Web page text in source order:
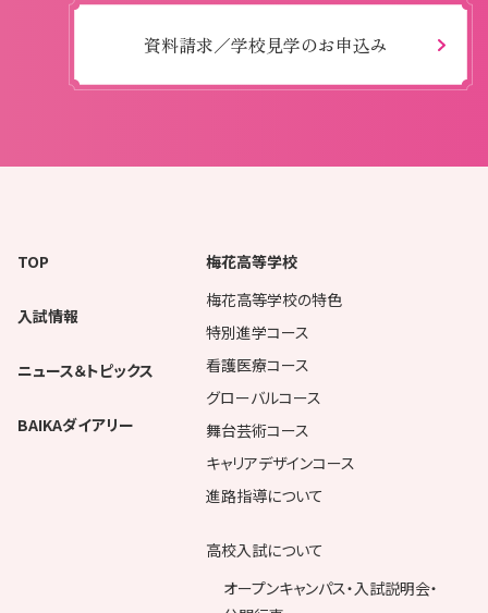
資料請求／学校見学のお申込み
TOP
入試情報
ニュース＆トピックス
BAIKAダイアリー
梅花高等学校
梅花高等学校の特色
特別進学コース
看護医療コース
グローバルコース
舞台芸術コース
キャリアデザインコース
進路指導について
高校入試について
オープンキャンパス・入試説明会・